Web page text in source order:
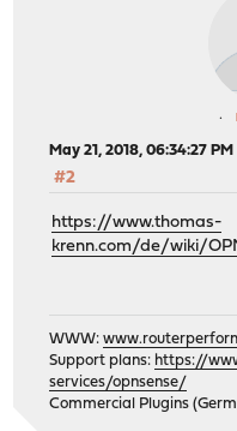
May 21, 2018, 06:34:27 PM
#2
https://www.thomas-
krenn.com/de/wiki/
WWW:
Support plans: https://
services/opnsense/
Commercial Plugins